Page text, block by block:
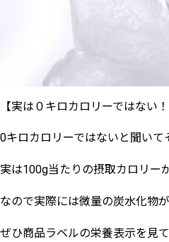
【実は０キロカロリーではない！
0キロカロリーではないと聞いて
実は100g当たりの摂取カロリー
なので実際には微量の炭水化物
ぜひ商品ラベルの栄養表示を見